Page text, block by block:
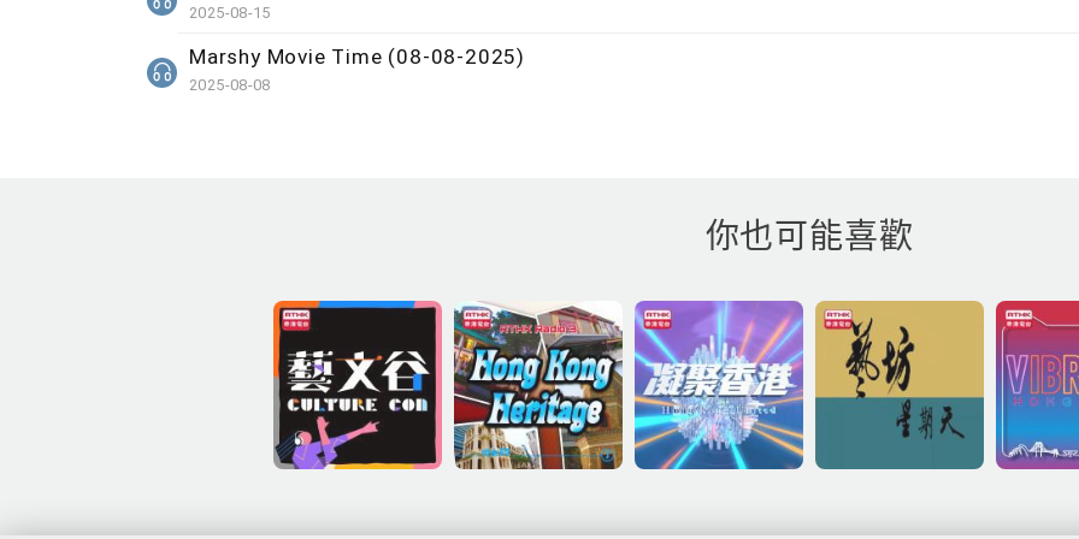
2025-08-15
Marshy Movie Time (08-08-2025)
2025-08-08
你也可能喜歡